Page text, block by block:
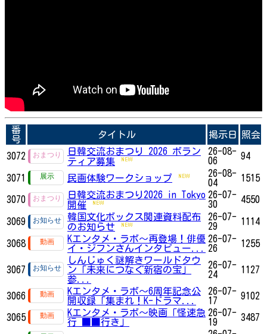
番
号
タイトル 掲示日 照会
3072
日韓交流おまつり 2026 ボラン
ティア募集
26-08-
06
94
3071 民画体験ワークショップ
26-08-
04
1515
3070
日韓交流おまつり2026 in Tokyo
開催
26-07-
30
4550
3069
韓国文化ボックス関連資料配布
のお知らせ
26-07-
29
1114
3068
Kエンタメ・ラボ～再登場！俳優
イ・ジフンさんインタビュー...
26-07-
26
1255
3067
しんじゅく謎解きワールドタウ
ン「未来につなぐ新宿の宝」
参...
26-07-
24
1127
3066
Kエンタメ・ラボ～6周年記念公
開収録「集まれ！K-ドラマ...
26-07-
17
9102
3065
Kエンタメ・ラボ～映画「怪速急
行 ■■行き」
26-07-
19
3487